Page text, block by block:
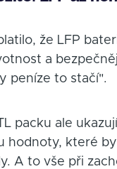
že LFP
a
peníze to stačí".
packu ale
hodnoty, které
A to vše při